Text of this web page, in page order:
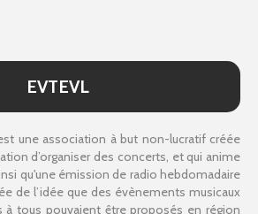
EVTEVL
une association à but non-lucratif créée
d’organiser des concerts, et qui anime
qu'une émission de radio hebdomadaire
de l’idée que des évènements musicaux
à tous pouvaient être proposés en région